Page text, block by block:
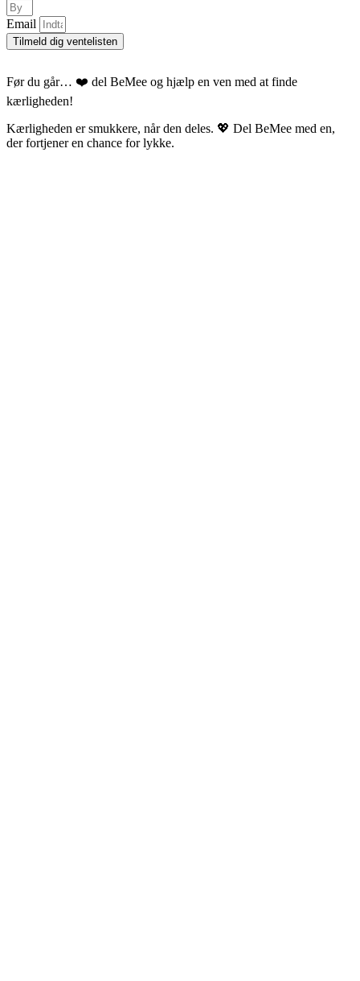
Email
Tilmeld dig ventelisten
Før du går… ❤️ del BeMee og hjælp en ven med at finde
kærligheden!
Kærligheden er smukkere, når den deles. 💖 Del BeMee med en,
der fortjener en chance for lykke.